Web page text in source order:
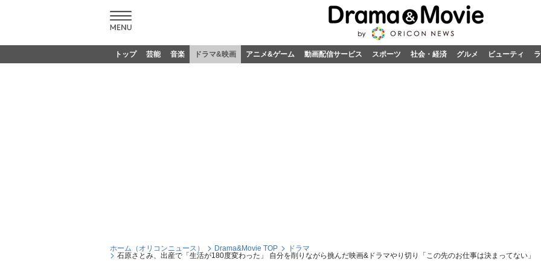
トップ 芸能 音楽 ドラマ&映画 アニメ&ゲーム 動画配信サービス スポーツ 社会・経済 グルメ ビューティ
ホーム（オリコンニュース） Drama&Movie TOP
ドラマ
石原さとみ、出産で「生活が180度変わった」 自分を削りながら挑んだ映画&ドラマやり切り「この先のお仕事は決まってない」